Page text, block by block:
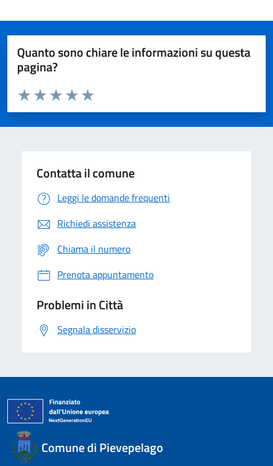
Quanto sono chiare le informazioni su questa
pagina?
Domanda
Valuta da 1 a 5 stelle la pagina
Valuta 5 stelle su 5
Valuta 4 stelle su 5
Valuta 3 stelle su 5
Valuta 2 stelle su 5
Valuta 1 stelle su 5
Contatta il comune
Leggi le domande frequenti
Richiedi assistenza
Chiama il numero
Prenota appuntamento
Problemi in Città
Segnala disservizio
Comune di Pievepelago